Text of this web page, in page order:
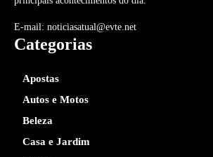
E-mail: noticiasatual@evte.net
Categorias
Apostas
Autos e Motos
Beleza
Casa e Jardim